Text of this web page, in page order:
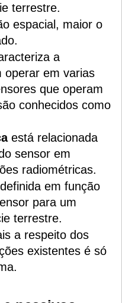
terrestre.
espacial, maior o
a
operar em varias
que operam
conhecidos como
está relacionada
sensor em
radiométricas.
em função
para um
terrestre.
a respeito dos
existentes é só